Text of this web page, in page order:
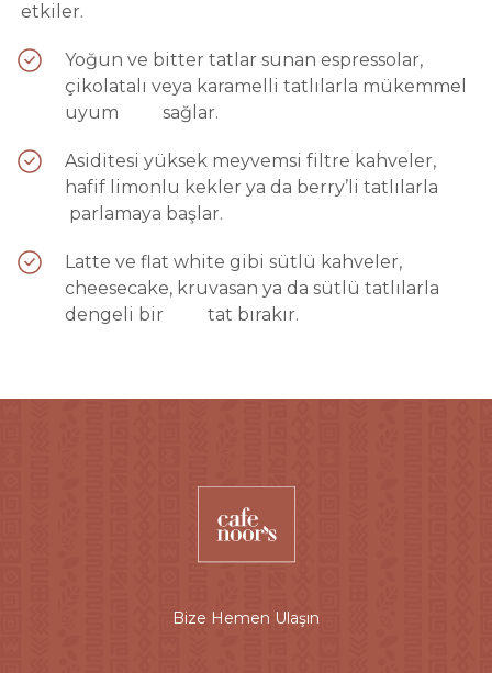
etkiler.
Yoğun ve bitter tatlar sunan espressolar,
çikolatalı veya karamelli tatlılarla mükemmel
uyum sağlar.
Asiditesi yüksek meyvemsi filtre kahveler,
hafif limonlu kekler ya da berry’li tatlılarla
parlamaya başlar.
Latte ve flat white gibi sütlü kahveler,
cheesecake, kruvasan ya da sütlü tatlılarla
dengeli bir tat bırakır.
Bize Hemen Ulaşın